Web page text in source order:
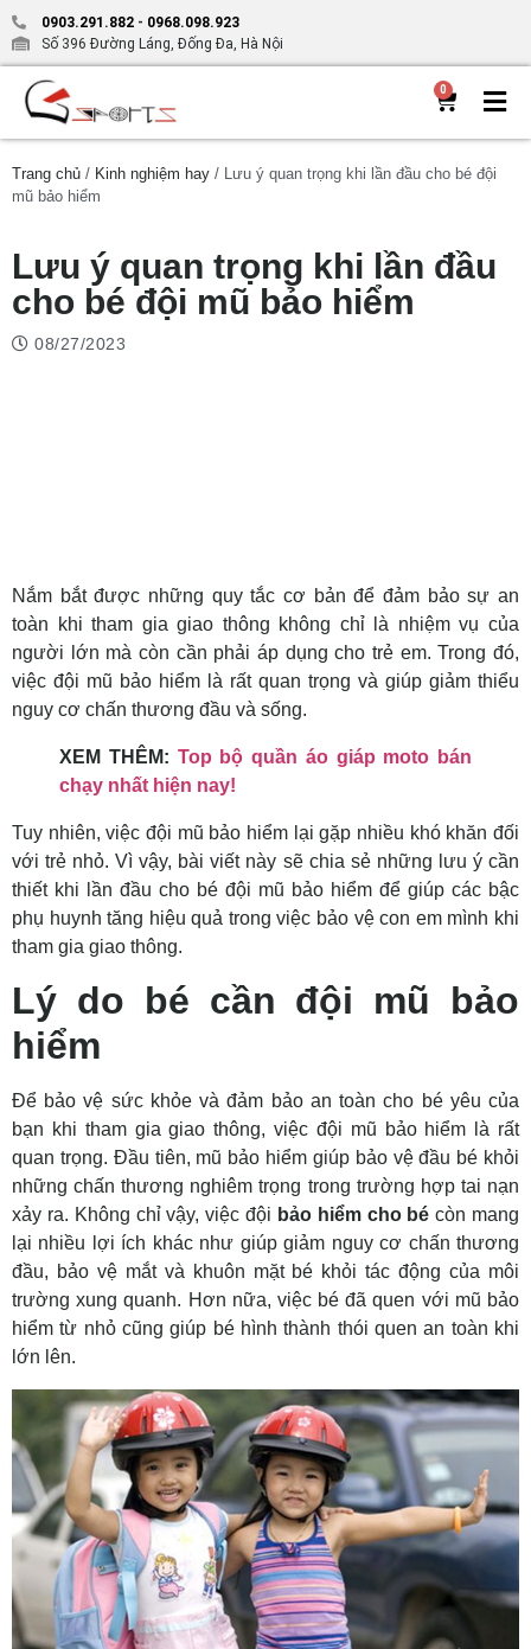
0903.291.882 - 0968.098.923
Số 396 Đường Láng, Đống Đa, Hà Nội
0
Trang chủ / Kinh nghiệm hay / Lưu ý quan trọng khi lần đầu cho bé đội
mũ bảo hiểm
Lưu ý quan trọng khi lần đầu
cho bé đội mũ bảo hiểm
08/27/2023
Nắm bắt được những quy tắc cơ bản để đảm bảo sự an
toàn khi tham gia giao thông không chỉ là nhiệm vụ của
người lớn mà còn cần phải áp dụng cho trẻ em. Trong đó,
việc đội mũ bảo hiểm là rất quan trọng và giúp giảm thiểu
nguy cơ chấn thương đầu và sống.
XEM THÊM: Top bộ quần áo giáp moto bán
chạy nhất hiện nay!
Tuy nhiên, việc đội mũ bảo hiểm lại gặp nhiều khó khăn đối
với trẻ nhỏ. Vì vậy, bài viết này sẽ chia sẻ những lưu ý cần
thiết khi lần đầu cho bé đội mũ bảo hiểm để giúp các bậc
phụ huynh tăng hiệu quả trong việc bảo vệ con em mình khi
tham gia giao thông.
Lý do bé cần đội mũ bảo
hiểm
Để bảo vệ sức khỏe và đảm bảo an toàn cho bé yêu của
bạn khi tham gia giao thông, việc đội mũ bảo hiểm là rất
quan trọng. Đầu tiên, mũ bảo hiểm giúp bảo vệ đầu bé khỏi
những chấn thương nghiêm trọng trong trường hợp tai nạn
xảy ra. Không chỉ vậy, việc đội bảo hiểm cho bé còn mang
lại nhiều lợi ích khác như giúp giảm nguy cơ chấn thương
đầu, bảo vệ mắt và khuôn mặt bé khỏi tác động của môi
trường xung quanh. Hơn nữa, việc bé đã quen với mũ bảo
hiểm từ nhỏ cũng giúp bé hình thành thói quen an toàn khi
lớn lên.